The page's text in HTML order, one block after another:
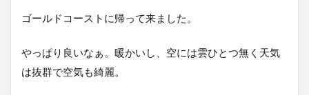
ゴールドコーストに帰って来ました。
やっぱり良いなぁ。暖かいし、空には雲ひとつ無く天気
は抜群で空気も綺麗。